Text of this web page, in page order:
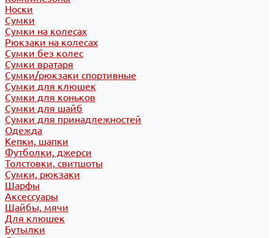
Носки
Сумки
Сумки на колесах
Рюкзаки на колесах
Сумки без колес
Сумки вратаря
Сумки/рюкзаки спортивные
Сумки для клюшек
Сумки для коньков
Сумки для шайб
Сумки для принадлежностей
Одежда
Кепки, шапки
Футболки, джерси
Толстовки, свитшоты
Сумки, рюкзаки
Шарфы
Аксессуары
Шайбы, мячи
Для клюшек
Бутылки